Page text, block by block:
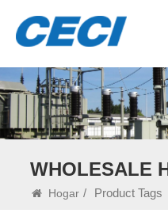
WHOLESALE
Hogar / Product Tags